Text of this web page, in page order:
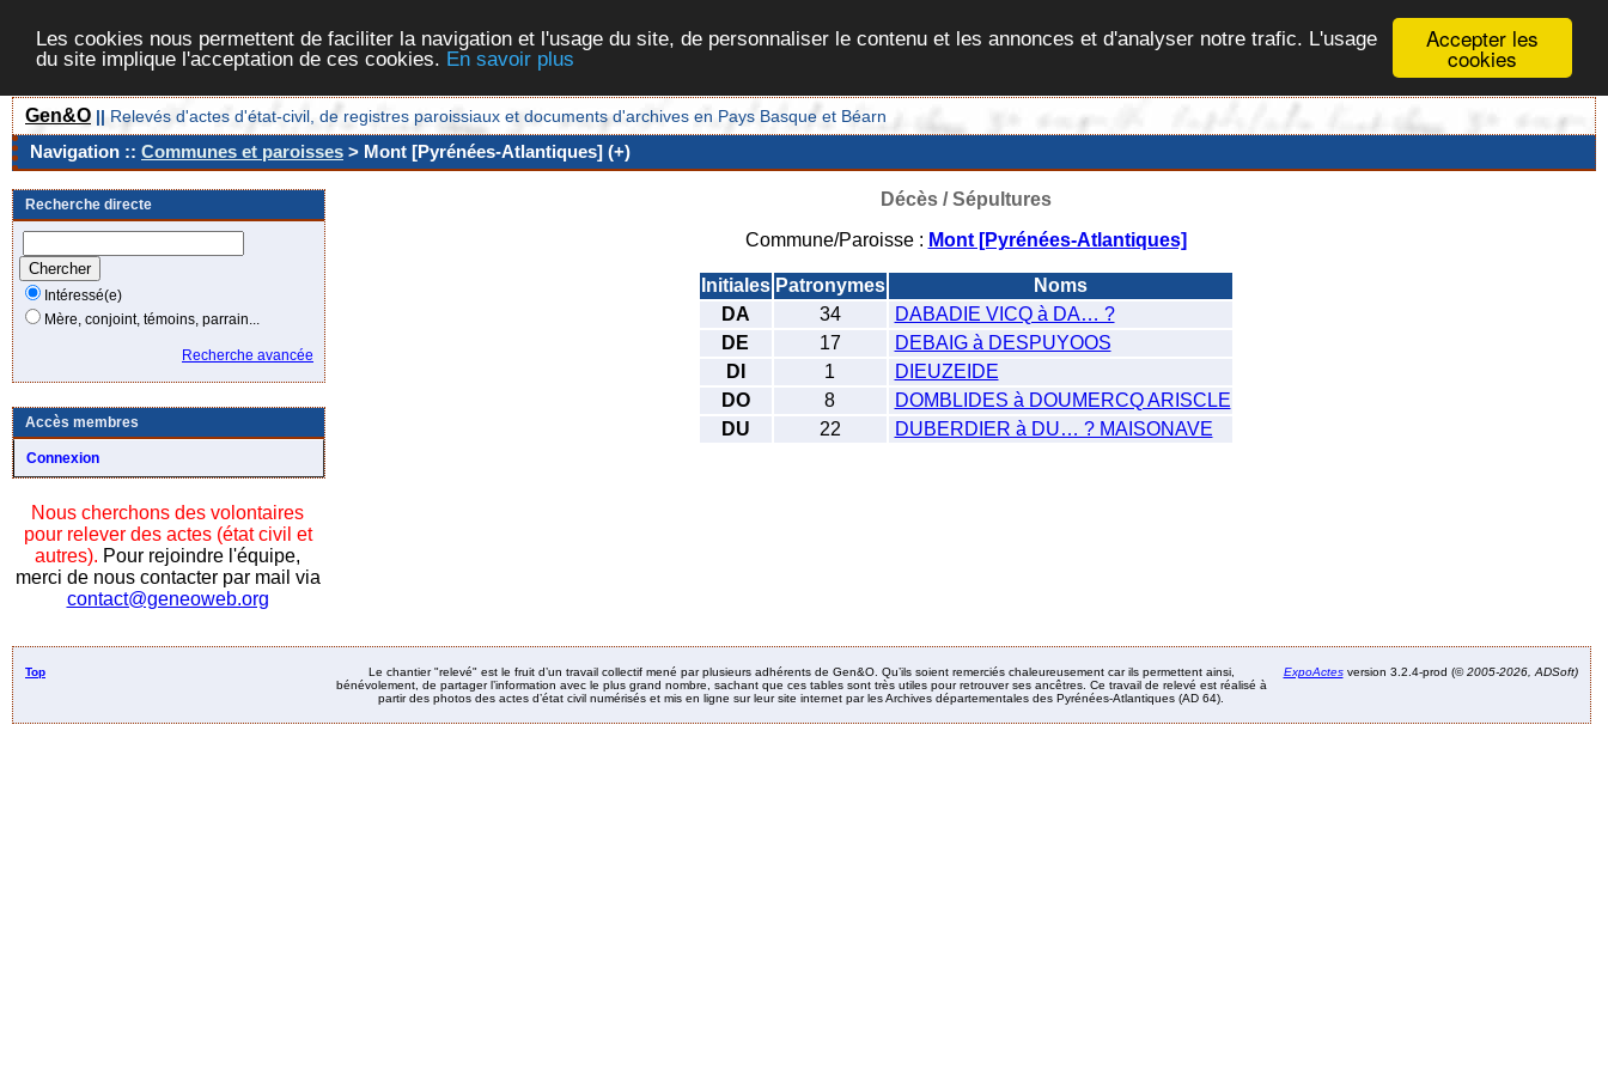
Accepter les
cookies
Les cookies nous permettent de faciliter la navigation et l'usage du site, de personnaliser le contenu et les annonces et d'analyser notre trafic. L'usage
du site implique l'acceptation de ces cookies. En savoir plus
Gen&O || Relevés d'actes d'état-civil, de registres paroissiaux et documents d'archives en Pays Basque et Béarn
Navigation :: Communes et paroisses > Mont [Pyrénées-Atlantiques] (+)
Recherche directe
Intéressé(e)
Mère, conjoint, témoins, parrain...
Recherche avancée
Accès membres
Connexion
Nous cherchons des volontaires
pour relever des actes (état civil et
autres). Pour rejoindre l'équipe,
merci de nous contacter par mail via
contact@geneoweb.org
Décès / Sépultures
Commune/Paroisse : Mont [Pyrénées-Atlantiques]
Initiales Patronymes
Noms
DA
34
DABADIE VICQ à DA… ?
DE
17
DEBAIG à DESPUYOOS
DI
1
DIEUZEIDE
DO
8
DOMBLIDES à DOUMERCQ ARISCLE
DU
22 DUBERDIER à DU… ? MAISONAVE
Top
Le chantier "relevé" est le fruit d’un travail collectif mené par plusieurs adhérents de Gen&O. Qu’ils soient remerciés chaleureusement car ils permettent ainsi,
bénévolement, de partager l’information avec le plus grand nombre, sachant que ces tables sont très utiles pour retrouver ses ancêtres. Ce travail de relevé est réalisé à
partir des photos des actes d’état civil numérisés et mis en ligne sur leur site internet par les Archives départementales des Pyrénées-Atlantiques (AD 64).
ExpoActesversion 3.2.4-prod (©2005-2026, ADSoft)